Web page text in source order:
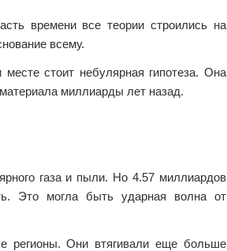
времени все теории строились на
всему.
стоит небулярная гипотеза. Она
миллиарды лет назад.
газа и пыли. Но 4.57 миллиардов
Это могла быть ударная волна от
регионы. Они втягивали еще больше